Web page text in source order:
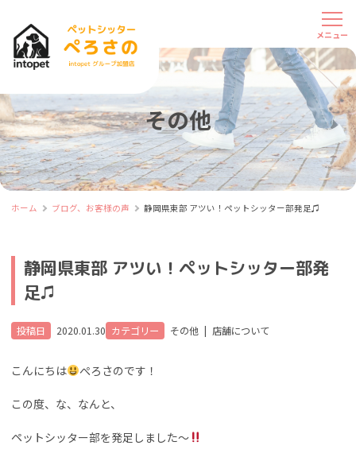
その他
ホーム ブログ、お客様の声 静岡県東部 アツい！ペットシッター部発足♫
静岡県東部 アツい！ペットシッター部発
足♫
投稿日 2020.01.30 カテゴリー その他 | 店舗について
こんにちは ぺろさのです！
この度、な、なんと、
ペットシッター部を発足しました〜